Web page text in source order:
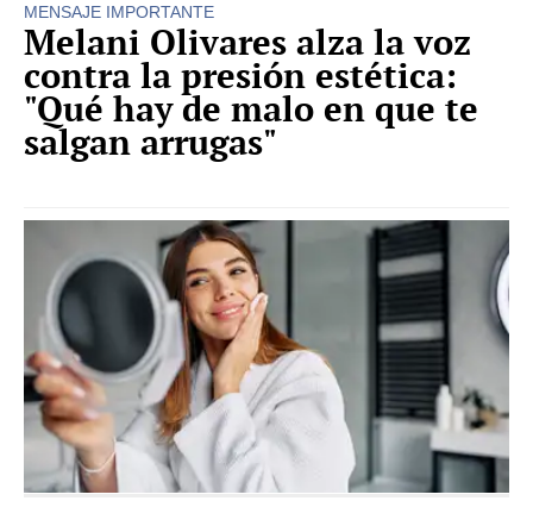
MENSAJE IMPORTANTE
Melani Olivares alza la voz
contra la presión estética:
"Qué hay de malo en que te
salgan arrugas"